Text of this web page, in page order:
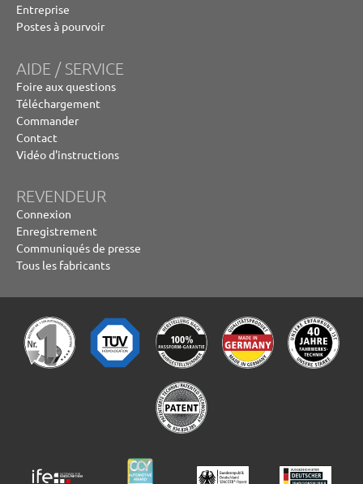
Entreprise
Postes à pourvoir
AIDE / SERVICE
Foire aux questions
Téléchargement
Commander
Contact
Vidéo d'instructions
REVENDEUR
Connexion
Enregistrement
Communiqués de presse
Tous les fabricants